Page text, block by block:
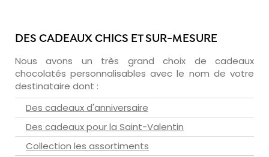
DES CADEAUX CHICS ET SUR-MESURE
Nous avons un très grand choix de cadeaux
chocolatés personnalisables avec le nom de votre
destinataire dont :
Des cadeaux d'anniversaire
Des cadeaux pour la Saint-Valentin
Collection les assortiments